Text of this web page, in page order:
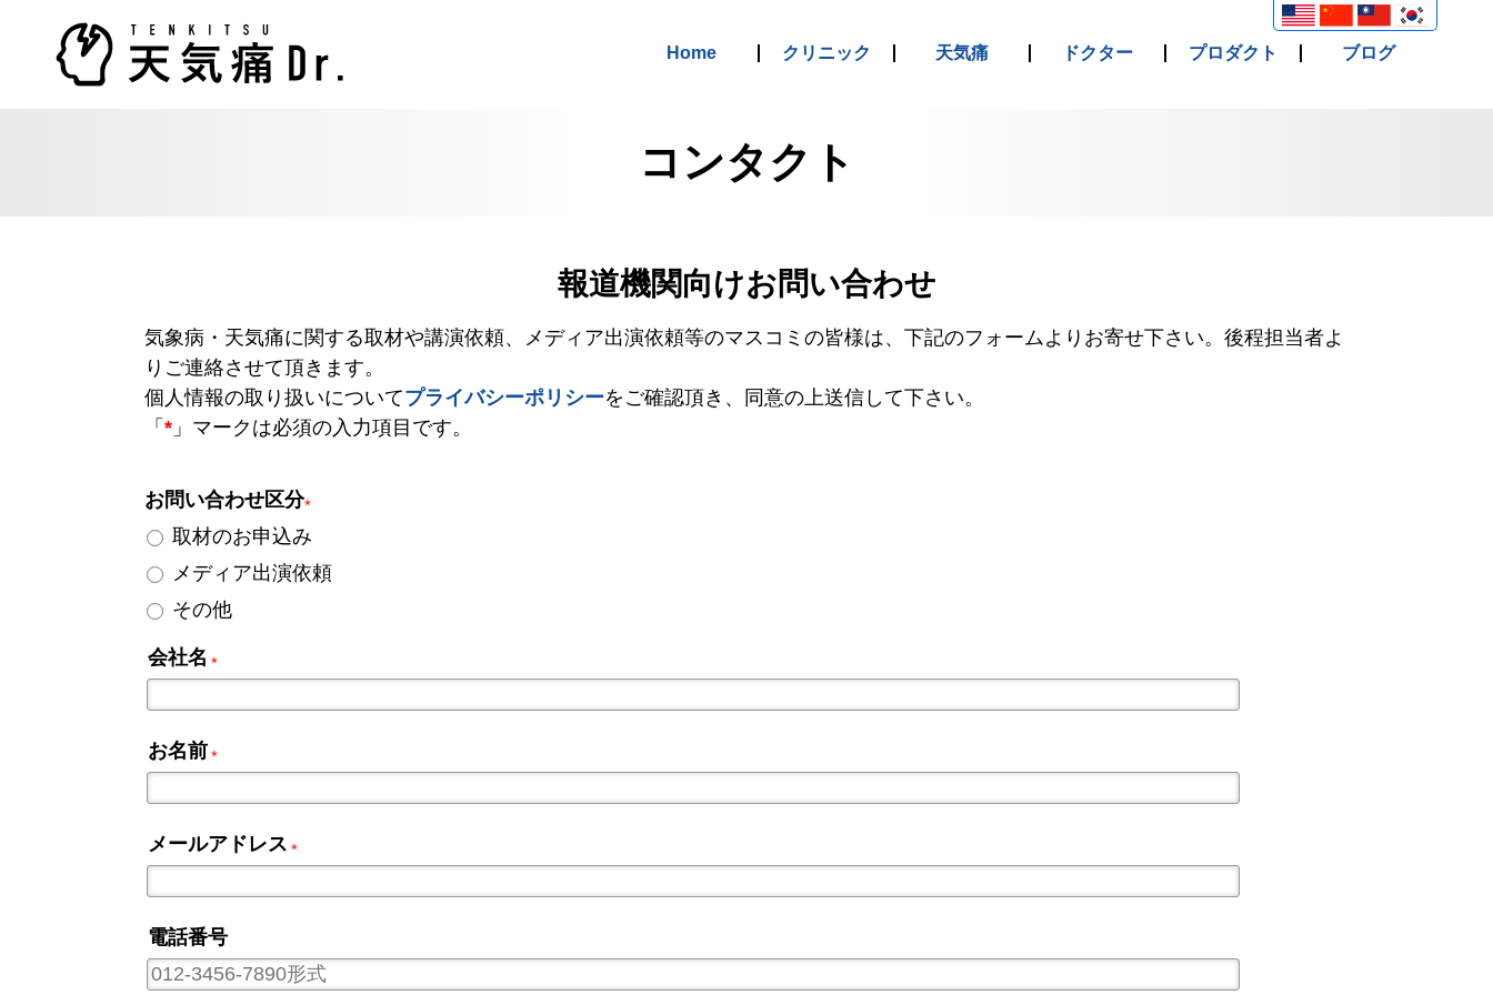
Home クリニック 天気痛 ドクター プロダクト ブログ
コンタクト
報道機関向けお問い合わせ
気象病・天気痛に関する取材や講演依頼、メディア出演依頼等のマスコミの皆様は、下記のフォームよりお寄せ下さい。後程担当者よ
りご連絡させて頂きます。
個人情報の取り扱いについてプライバシーポリシーをご確認頂き、同意の上送信して下さい。
「 * 」マークは必須の入力項目です。
お問い合わせ区分*
取材のお申込み
メディア出演依頼
その他
会社名 *
お名前*
メールアドレス *
電話番号